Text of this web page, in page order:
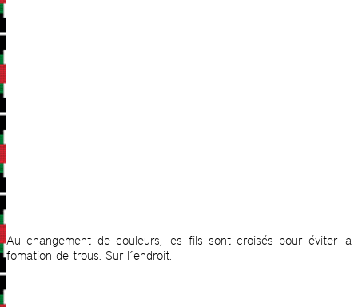
Au changement de couleurs, les fils sont croisés pour éviter la
fomation de trous. Sur l´endroit.